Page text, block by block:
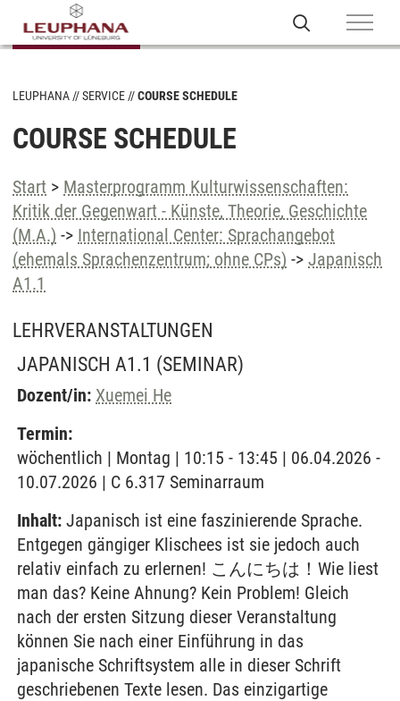
LEUPHANA SERVICE COURSE SCHEDULE
COURSE SCHEDULE
Start > Masterprogramm Kulturwissenschaften:
Kritik der Gegenwart - Künste, Theorie, Geschichte
(M.A.) -> International Center: Sprachangebot
(ehemals Sprachenzentrum; ohne CPs) -> Japanisch
A1.1
LEHRVERANSTALTUNGEN
JAPANISCH A1.1 (SEMINAR)
Dozent/in: Xuemei He
Termin:
wöchentlich | Montag | 10:15 - 13:45 | 06.04.2026 -
10.07.2026 | C 6.317 Seminarraum
Inhalt: Japanisch ist eine faszinierende Sprache.
Entgegen gängiger Klischees ist sie jedoch auch
relativ einfach zu erlernen! こんにちは！Wie liest
man das? Keine Ahnung? Kein Problem! Gleich
nach der ersten Sitzung dieser Veranstaltung
können Sie nach einer Einführung in das
japanische Schriftsystem alle in dieser Schrift
geschriebenen Texte lesen. Das einzigartige